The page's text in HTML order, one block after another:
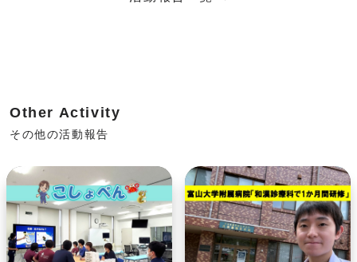
Other Activity
その他の活動報告